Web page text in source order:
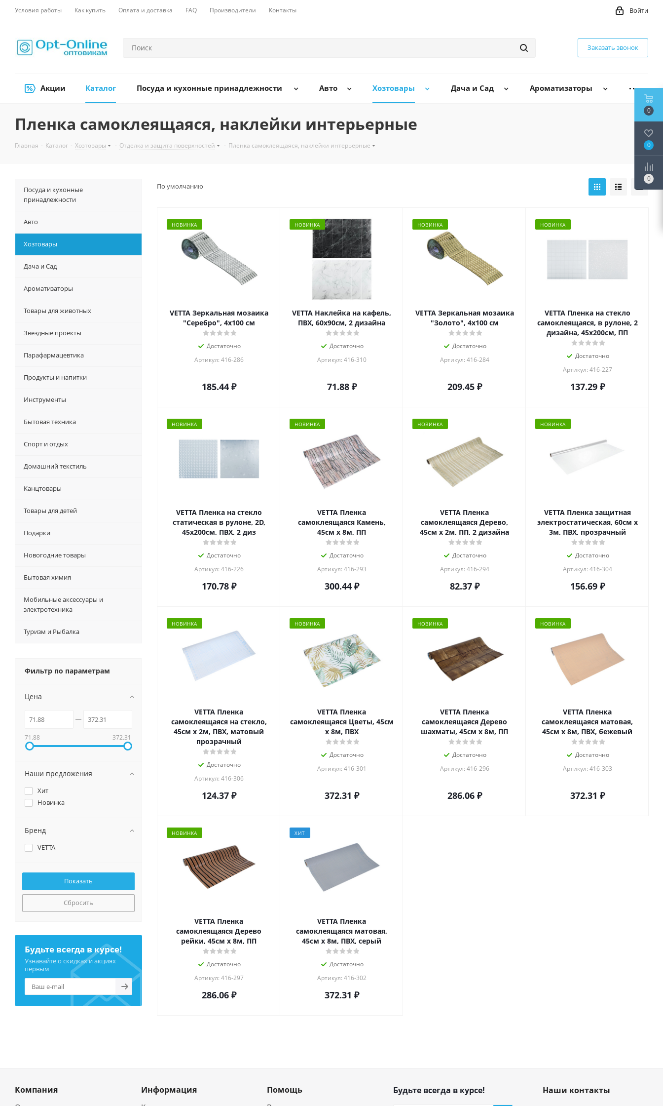
Условия работы Как купить Оплата и доставка FAQ Производители Контакты Войти
Заказать звонок
Акции Каталог Посуда и кухонные принадлежности Авто Хозтовары Дача и Сад Ароматизаторы
Пленка самоклеящаяся, наклейки интерьерные
Главная - Каталог - Хозтовары - Отделка и защита поверхностей - Пленка самоклеящаяся, наклейки интерьерные
По умолчанию
НОВИНКА
VETTA Зеркальная мозаика
"Серебро", 4x100 см
Достаточно
Артикул: 416-286
185.44₽
НОВИНКА
VETTA Наклейка на кафель,
ПВХ, 60x90см, 2 дизайна
Достаточно
Артикул: 416-310
71.88₽
НОВИНКА
VETTA Зеркальная мозаика
"Золото", 4x100 см
Достаточно
Артикул: 416-284
209.45₽
НОВИНКА
VETTA Пленка на стекло
самоклеящаяся, в рулоне, 2
дизайна, 45х200см, ПП
Достаточно
Артикул: 416-227
137.29₽
НОВИНКА
VETTA Пленка на стекло
статическая в рулоне, 2D,
45х200см, ПВХ, 2 диз
Достаточно
Артикул: 416-226
170.78₽
НОВИНКА
VETTA Пленка
самоклеящаяся Камень,
45см x 8м, ПП
Достаточно
Артикул: 416-293
300.44₽
НОВИНКА
VETTA Пленка
самоклеящаяся Дерево,
45см x 2м, ПП, 2 дизайна
Достаточно
Артикул: 416-294
82.37₽
НОВИНКА
VETTA Пленка защитная
электростатическая, 60см x
3м, ПВХ, прозрачный
Достаточно
Артикул: 416-304
156.69₽
НОВИНКА
VETTA Пленка
самоклеящаяся на стекло,
45см x 2м, ПВХ, матовый
прозрачный
Достаточно
Артикул: 416-306
124.37₽
НОВИНКА
VETTA Пленка
самоклеящаяся Цветы, 45см
x 8м, ПВХ
Достаточно
Артикул: 416-301
372.31 ₽
НОВИНКА
VETTA Пленка
самоклеящаяся Дерево
шахматы, 45см x 8м, ПП
Достаточно
Артикул: 416-296
286.06₽
НОВИНКА
VETTA Пленка
самоклеящаяся матовая,
45см x 8м, ПВХ, бежевый
Достаточно
Артикул: 416-303
372.31 ₽
НОВИНКА
VETTA Пленка
самоклеящаяся Дерево
рейки, 45см x 8м, ПП
Достаточно
Артикул: 416-297
286.06₽
ХИТ
VETTA Пленка
самоклеящаяся матовая,
45см x 8м, ПВХ, серый
Достаточно
Артикул: 416-302
372.31 ₽
Посуда и кухонные
принадлежности
Авто
Хозтовары
Дача и Сад
Ароматизаторы
Товары для животных
Звездные проекты
Парафармацевтика
Продукты и напитки
Инструменты
Бытовая техника
Спорт и отдых
Домашний текстиль
Канцтовары
Товары для детей
Подарки
Новогодние товары
Бытовая химия
Мобильные аксессуары и
электротехника
Туризм и Рыбалка
Фильтр по параметрам
Цена
71.88 372.31
Наши предложения
Хит
Новинка
Бренд
VETTA
Сбросить
Будьте всегда в курсе!
Узнавайте о скидках и акциях
первым
Компания Информация Помощь Будьте всегда в курсе! Наши контакты
0
0
0